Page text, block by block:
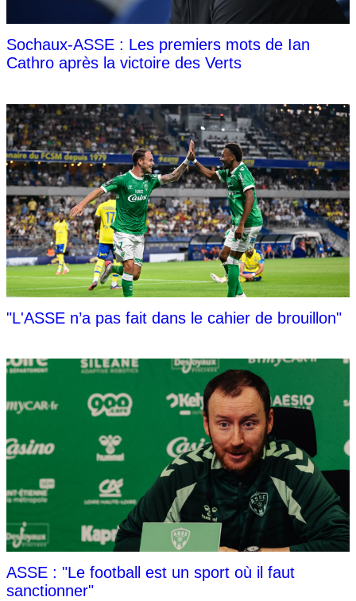
Sochaux-ASSE : Les premiers mots de Ian
Cathro après la victoire des Verts
"L'ASSE n’a pas fait dans le cahier de brouillon"
ASSE : "Le football est un sport où il faut
sanctionner"